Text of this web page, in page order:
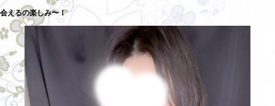
会えるの楽しみ〜！